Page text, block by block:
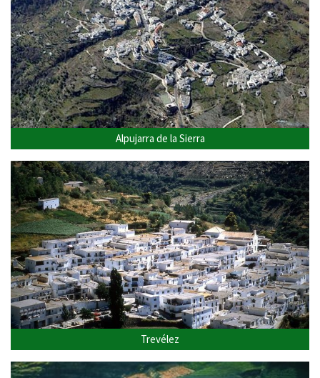
Alpujarra de la Sierra
Trevélez